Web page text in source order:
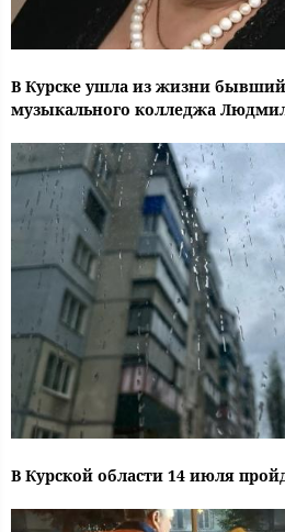
В Курске ушла из жизни
музыкального колледжа
В Курской области 14 июля